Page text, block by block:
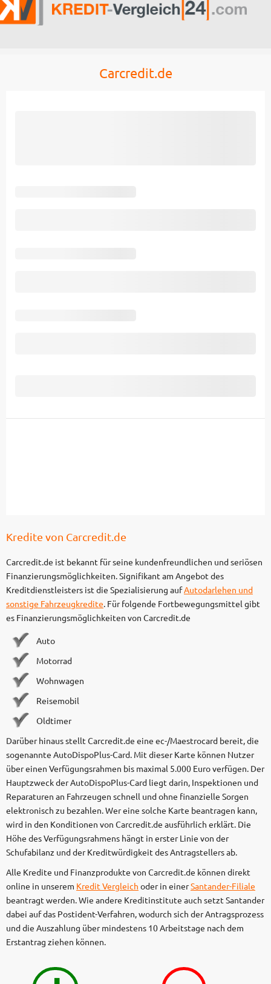
Carcredit.de
Kredite von Carcredit.de
Carcredit.de ist bekannt für seine kundenfreundlichen und seriösen
Finanzierungsmöglichkeiten. Signifikant am Angebot des
Kreditdienstleisters ist die Spezialisierung aufAutodarlehen und
sonstige Fahrzeugkredite. Für folgende Fortbewegungsmittel gibt
es Finanzierungsmöglichkeiten von Carcredit.de
Auto
Motorrad
Wohnwagen
Reisemobil
Oldtimer
Darüber hinaus stellt Carcredit.de eine ec-/Maestrocard bereit, die
sogenannte AutoDispoPlus-Card. Mit dieser Karte können Nutzer
über einen Verfügungsrahmen bis maximal 5.000 Euro verfügen. Der
Hauptzweck der AutoDispoPlus-Card liegt darin, Inspektionen und
Reparaturen an Fahrzeugen schnell und ohne finanzielle Sorgen
elektronisch zu bezahlen. Wer eine solche Karte beantragen kann,
wird in den Konditionen von Carcredit.de ausführlich erklärt. Die
Höhe des Verfügungsrahmens hängt in erster Linie von der
Schufabilanz und der Kreditwürdigkeit des Antragstellers ab.
Alle Kredite und Finanzprodukte von Carcredit.de können direkt
online in unserem Kredit Vergleich oder in einerSantander-Filiale
beantragt werden. Wie andere Kreditinstitute auch setzt Santander
dabei auf das Postident-Verfahren, wodurch sich der Antragsprozess
und die Auszahlung über mindestens 10 Arbeitstage nach dem
Erstantrag ziehen können.